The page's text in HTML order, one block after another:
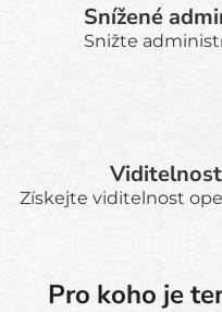
Snížené
Snižte
Získejte viditelnost
Pro koho je